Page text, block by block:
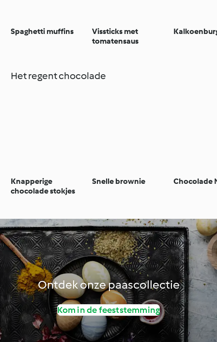
Spaghetti muffins
Vissticks met
tomatensaus
Het regent chocolade
Knapperige
chocolade stokjes
Snelle brownie Chocolade
Ontdek onze paascollectie
Kom in de feeststemming